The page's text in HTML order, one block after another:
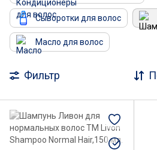
Сыворотки для волос
Масло для волос
Фильтр